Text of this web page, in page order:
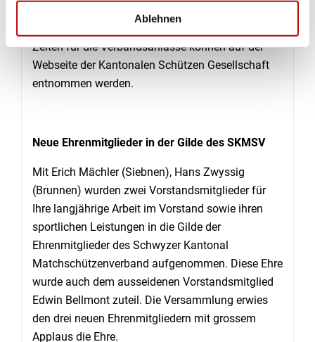
Ablehnen
Zeiten für die Verbandsanlässe können auf der
Webseite der Kantonalen Schützen Gesellschaft
entnommen werden.
Neue Ehrenmitglieder in der Gilde des SKMSV
Mit Erich Mächler (Siebnen), Hans Zwyssig
(Brunnen) wurden zwei Vorstandsmitglieder für
Ihre langjährige Arbeit im Vorstand sowie ihren
sportlichen Leistungen in die Gilde der
Ehrenmitglieder des Schwyzer Kantonal
Matchschützenverband aufgenommen. Diese Ehre
wurde auch dem ausseidenen Vorstandsmitglied
Edwin Bellmont zuteil. Die Versammlung erwies
den drei neuen Ehrenmitgliedern mit grossem
Applaus die Ehre.